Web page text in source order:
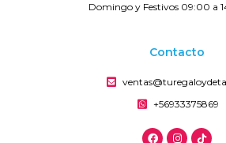
Domingo y Festivos 09:00 a
Contacto
+56933375869